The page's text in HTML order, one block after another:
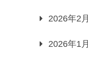
2026年2月
2026年1月